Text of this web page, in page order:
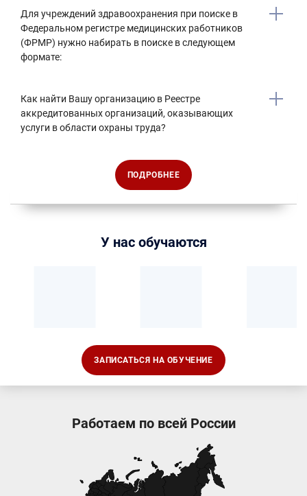
Как поступить на обучение
Образцы выдаваемых документов
Для учреждений здравоохранения при поиске в
Федеральном регистре медицинских работников
(ФРМР) нужно набирать в поиске в следующем
Как найти Вашу организацию в Реестре
ЗАПИСАТЬСЯ НА ОБУЧЕНИЕ